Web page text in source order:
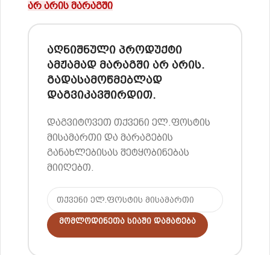
არ არის მარაგში
აღნიშნული პროდუქტი
ამჟამად მარაგში არ არის.
გადასამოწმებლად
დაგვიკავშირდით.
დაგვიტოვეთ თქვენი ელ.ფოსტის
მისამართი და მარაგების
განახლებისას შეტყობინებას
მიიღებთ.
Მომლოდინეთა Სიაში Დამატება